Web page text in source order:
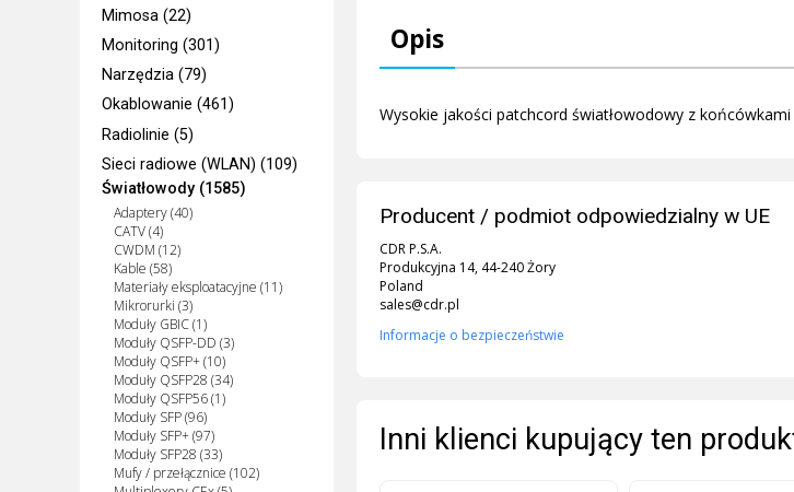
Mimosa (22)
Monitoring (301)
Narzędzia (79)
Okablowanie (461)
Radiolinie (5)
Sieci radiowe (WLAN) (109)
Światłowody (1585)
Adaptery (40)
CATV (4)
CWDM (12)
Kable (58)
Materiały eksploatacyjne (11)
Mikrorurki (3)
Moduły GBIC (1)
Moduły QSFP-DD (3)
Moduły QSFP+ (10)
Moduły QSFP28 (34)
Moduły QSFP56 (1)
Moduły SFP (96)
Moduły SFP+ (97)
Moduły SFP28 (33)
Mufy / przełącznice (102)
Opis
Wysokie jakości patchcord światłowodowy z końcówkami
Producent / podmiot odpowiedzialny w UE
CDR P.S.A.
Produkcyjna 14, 44-240 Żory
Poland
sales@cdr.pl
Informacje o bezpieczeństwie
Inni klienci kupujący ten